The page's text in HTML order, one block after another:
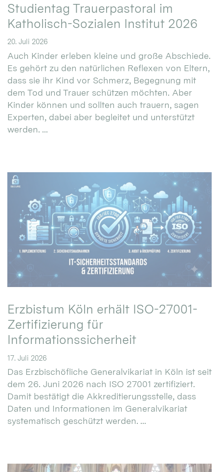
Studientag Trauerpastoral im
Katholisch-Sozialen Institut 2026
20. Juli 2026
Auch Kinder erleben kleine und große Abschiede.
Es gehört zu den natürlichen Reflexen von Eltern,
dass sie ihr Kind vor Schmerz, Begegnung mit
dem Tod und Trauer schützen möchten. Aber
Kinder können und sollten auch trauern, sagen
Experten, dabei aber begleitet und unterstützt
werden. ...
Erzbistum Köln erhält ISO-27001-
Zertifizierung für
Informationssicherheit
17. Juli 2026
Das Erzbischöfliche Generalvikariat in Köln ist seit
dem 26. Juni 2026 nach ISO 27001 zertifiziert.
Damit bestätigt die Akkreditierungsstelle, dass
Daten und Informationen im Generalvikariat
systematisch geschützt werden. ...